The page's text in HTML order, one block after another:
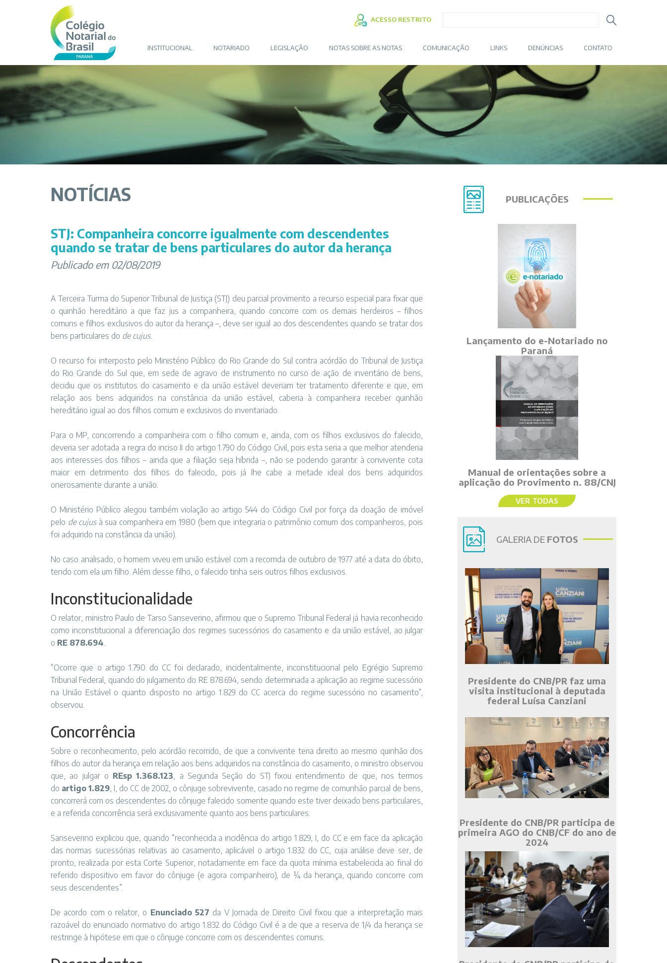
ACESSO RESTRITO
INSTITUCIONAL NOTARIADO LEGISLAÇÃO NOTAS SOBRE AS NOTAS COMUNICAÇÃO LINKS DENÚNCIAS CONTATO
NOTÍCIAS
STJ: Companheira concorre igualmente com descendentes
quando se tratar de bens particulares do autor da herança
Publicado em 02/08/2019
A Terceira Turma do Superior Tribunal de Justiça (STJ) deu parcial provimento a recurso especial para fixar que
o quinhão hereditário a que faz jus a companheira, quando concorre com os demais herdeiros – filhos
comuns e filhos exclusivos do autor da herança –, deve ser igual ao dos descendentes quando se tratar dos
bens particulares do de cujus.
O recurso foi interposto pelo Ministério Público do Rio Grande do Sul contra acórdão do Tribunal de Justiça
do Rio Grande do Sul que, em sede de agravo de instrumento no curso de ação de inventário de bens,
decidiu que os institutos do casamento e da união estável deveriam ter tratamento diferente e que, em
relação aos bens adquiridos na constância da união estável, caberia à companheira receber quinhão
hereditário igual ao dos filhos comum e exclusivos do inventariado.
Para o MP, concorrendo a companheira com o filho comum e, ainda, com os filhos exclusivos do falecido,
deveria ser adotada a regra do inciso II do artigo 1.790 do Código Civil, pois esta seria a que melhor atenderia
aos interesses dos filhos – ainda que a filiação seja híbrida –, não se podendo garantir à convivente cota
maior em detrimento dos filhos do falecido, pois já lhe cabe a metade ideal dos bens adquiridos
onerosamente durante a união.
O Ministério Público alegou também violação ao artigo 544 do Código Civil por força da doação de imóvel
pelo de cujusà sua companheira em 1980 (bem que integraria o patrimônio comum dos companheiros, pois
foi adquirido na constância da união).
No caso analisado, o homem viveu em união estável com a recorrida de outubro de 1977 até a data do óbito,
tendo com ela um filho. Além desse filho, o falecido tinha seis outros filhos exclusivos.
Inconstitucionalid​​ade
O relator, ministro Paulo de Tarso Sanseverino, afirmou que o Supremo Tribunal Federal já havia reconhecido
como inconstitucional a diferenciação dos regimes sucessórios do casamento e da união estável, ao julgar
o RE 878.694.
“Ocorre que o artigo 1.790 do CC foi declarado, incidentalmente, inconstitucional pelo Egrégio Supremo
Tribunal Federal, quando do julgamento do RE 878.694, sendo determinada a aplicação ao regime sucessório
na União Estável o quanto disposto no artigo 1.829 do CC acerca do regime sucessório no casamento”,
observou.
Concorrên​​cia
Sobre o reconhecimento, pelo acórdão recorrido, de que a convivente teria direito ao mesmo quinhão dos
filhos do autor da herança em relação aos bens adquiridos na constância do casamento, o ministro observou
que, ao julgar o REsp 1.368.123, a Segunda Seção do STJ fixou entendimento de que, nos termos
do artigo 1.829, I, do CC de 2002, o cônjuge sobrevivente, casado no regime de comunhão parcial de bens,
concorrerá com os descendentes do cônjuge falecido somente quando este tiver deixado bens particulares,
e a referida concorrência será exclusivamente quanto aos bens particulares.
Sanseverino explicou que, quando “reconhecida a incidência do artigo 1.829, I, do CC e em face da aplicação
das normas sucessórias relativas ao casamento, aplicável o artigo 1.832 do CC, cuja análise deve ser, de
pronto, realizada por esta Corte Superior, notadamente em face da quota mínima estabelecida ao final do
referido dispositivo em favor do cônjuge (e agora companheiro), de ¼ da herança, quando concorre com
seus descendentes”.
De acordo com o relator, o Enunciado 527 da V Jornada de Direito Civil fixou que a interpretação mais
razoável do enunciado normativo do artigo 1.832 do Código Civil é a de que a reserva de 1/4 da herança se
restringe à hipótese em que o cônjuge concorre com os descendentes comuns.
PUBLICAÇÕES
Lançamento do e-Notariado no
Paraná
Manual de orientações sobre a
aplicação do Provimento n. 88/CNJ
VER TODAS
GALERIA DE FOTOS
Presidente do CNB/PR faz uma
visita institucional à deputada
federal Luísa Canziani
Presidente do CNB/PR participa de
primeira AGO do CNB/CF do ano de
2024